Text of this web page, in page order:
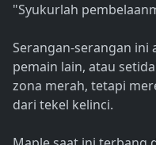
"Syukurlah
Serangan-serangan ini
pemain lain, atau
zona merah, tetapi
dari tekel kelinci.